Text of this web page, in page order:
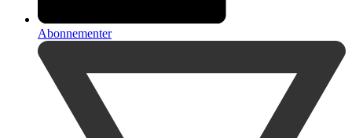
Abonnementer